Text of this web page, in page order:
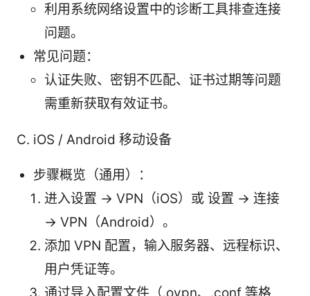
利用系统网络设置中的诊断工具排查连接
问题。
常见问题：
认证失败、密钥不匹配、证书过期等问题
需重新获取有效证书。
C. iOS / Android 移动设备
步骤概览（通用）：
进入设置 → VPN（iOS）或 设置 → 连接
→ VPN（Android）。
添加 VPN 配置，输入服务器、远程标识、
用户凭证等。